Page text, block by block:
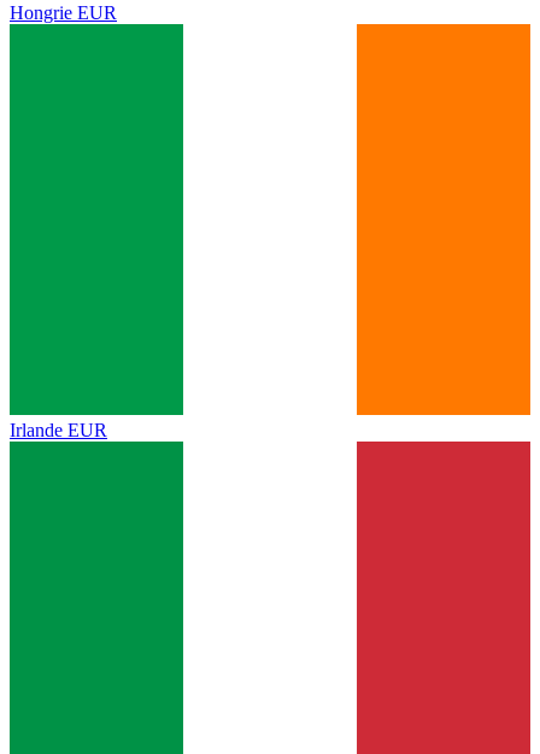
Hongrie EUR
Irlande EUR